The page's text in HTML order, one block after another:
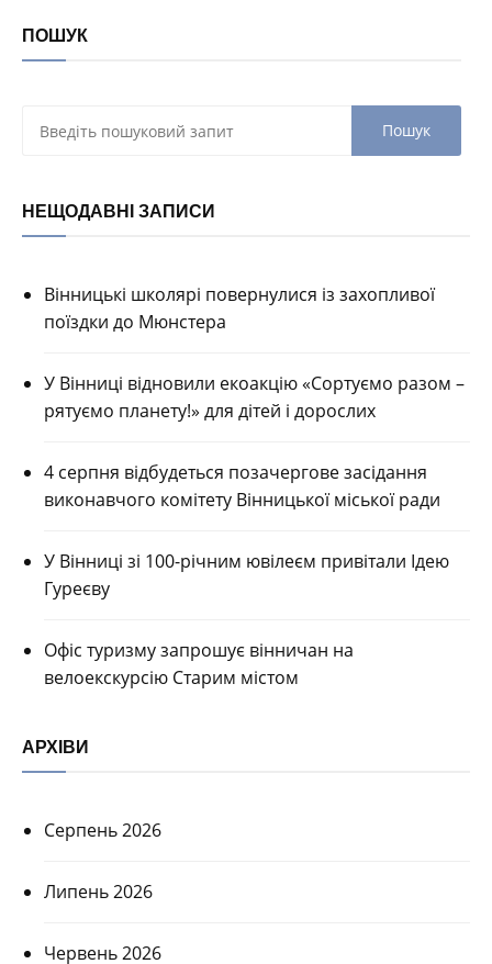
ПОШУК
НЕЩОДАВНІ ЗАПИСИ
Вінницькі школярі повернулися із захопливої
поїздки до Мюнстера
У Вінниці відновили екоакцію «Сортуємо разом –
рятуємо планету!» для дітей і дорослих
4 серпня відбудеться позачергове засідання
виконавчого комітету Вінницької міської ради
У Вінниці зі 100-річним ювілеєм привітали Ідею
Гуреєву
Офіс туризму запрошує вінничан на
велоекскурсію Старим містом
АРХІВИ
Серпень 2026
Липень 2026
Червень 2026